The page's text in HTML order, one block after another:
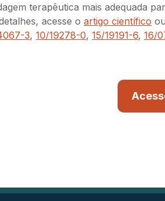
terapêutica mais adequada
acesse o artigo científico
3, 10/19278-0, 15/19191-6, 16/